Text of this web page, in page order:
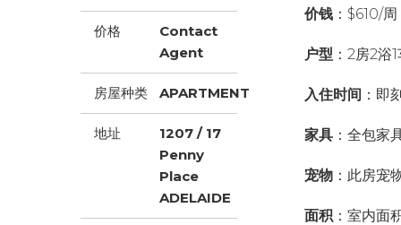
价格
Contact
Agent
房屋种类 APARTMENT
地址
1207 / 17
Penny
Place
ADELAIDE
价钱 ：$610/周
户型 ：2房2浴
入住时间 ：即
家具 ：全包家
宠物 ：此房宠
面积 ：室内面